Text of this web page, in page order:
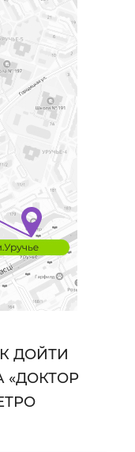
ДОЙТИ